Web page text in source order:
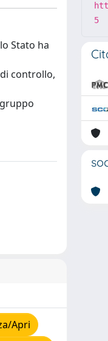
Stato ha
controllo,
Apri
5